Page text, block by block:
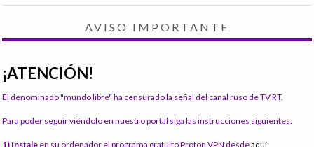
AVISO IMPORTANTE
¡ATENCIÓN!
El denominado "mundo libre" ha censurado la señal del canal ruso de TV RT.
Para poder seguir viéndolo en nuestro portal siga las instrucciones siguientes:
1) Instale en su ordenador el programa gratuito Proton VPN desdeaquí: